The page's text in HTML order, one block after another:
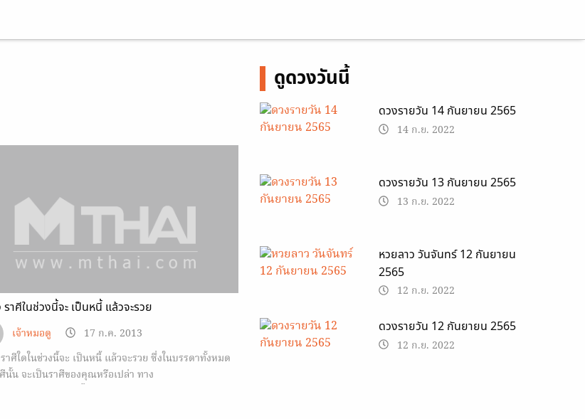
าศีในช่วงนี้จะ เป็นหนี้ แล้วจะรวย
เจ้าหมอดู
17 ก.ค. 2013
าศีใดในช่วงนี้จะ เป็นหนี้ แล้วจะรวย ซึ่งในบรรดาทั้งหมด
นั้น จะเป็นราศีของคุณหรือเปล่า ทาง
ดูดวงวันนี้
ดวงรายวัน 14 กันยายน 2565
14 ก.ย. 2022
ดวงรายวัน 13 กันยายน 2565
13 ก.ย. 2022
หวยลาว วันจันทร์ 12 กันยายน
2565
12 ก.ย. 2022
ดวงรายวัน 12 กันยายน 2565
12 ก.ย. 2022